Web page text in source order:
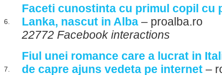
6.
Faceti cunostinta cu primul copil cu
Lanka, nascut in Alba – proalba.ro
22772 Facebook interactions
7.
Fiul unei romance care a lucrat in
de capre ajuns vedeta pe internet –